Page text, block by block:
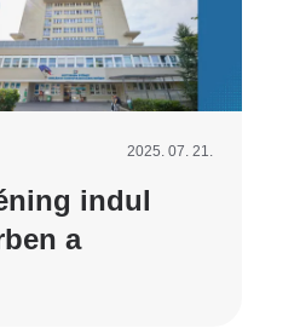
2025. 07. 21.
indul
a